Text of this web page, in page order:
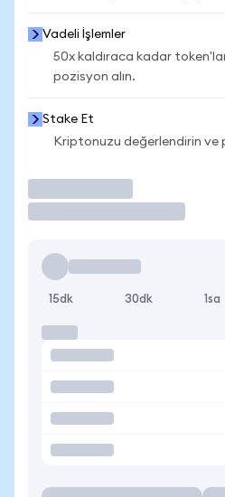
Vadeli İşlemler
50x kaldıraca kadar
pozisyon alın.
Stake Et
Kriptonuzu değerlendirin ve
15dk 30dk 1sa